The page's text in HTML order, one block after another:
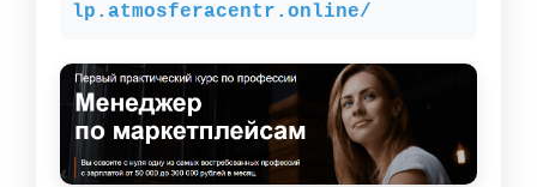
lp.atmosferacentr.online/